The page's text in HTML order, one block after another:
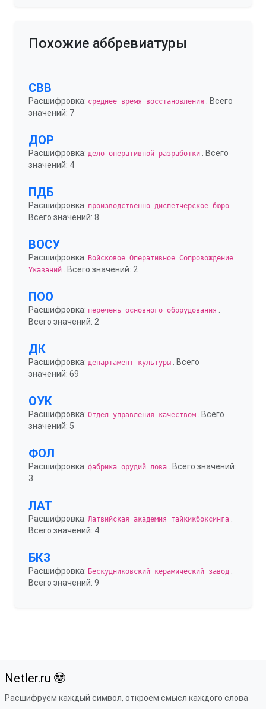
Похожие аббревиатуры
СВВ
Расшифровка: среднее время восстановления
. Всего
значений: 7
ДОР
Расшифровка: дело оперативной разработки . Всего
значений: 4
ПДБ
Расшифровка: производственно-диспетчерское бюро
Всего значений: 8
ВОСУ
Расшифровка: Войсковое Оперативное Сопровождение
Указаний . Всего значений: 2
ПОО
Расшифровка: перечень основного оборудования
Всего значений: 2
ДК
Расшифровка: департамент культуры . Всего
значений: 69
ОУК
Расшифровка: Отдел управления качеством . Всего
значений: 5
ФОЛ
Расшифровка: фабрика орудий лова . Всего значений:
3
ЛАТ
Расшифровка: Латвийская академия тайкикбоксинга
Всего значений: 4
БКЗ
Расшифровка: Бескудниковский керамический завод
Всего значений: 9
Netler.ru 🤓
Расшифруем каждый символ, откроем смысл каждого слова